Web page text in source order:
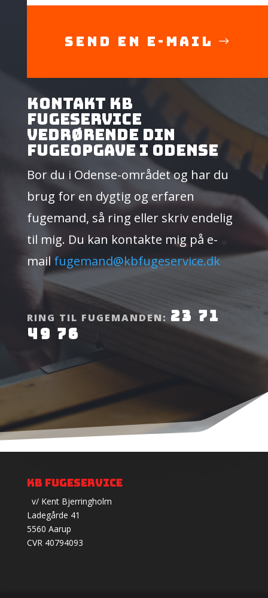
Send en E-mail
Kontakt KB
Fugeservice
vedrørende din
fugeopgave i Odense
Bor du i Odense-området og har du
brug for en dygtig og erfaren
fugemand, så ring eller skriv endelig
til mig. Du kan kontakte mig på e-
mailfugemand@kbfugeservice.dk
RING TIL FUGEMANDEN: 23 71
49 76
KB Fugeservice
v/ Kent Bjerringholm
Ladegårde 41
5560 Aarup
CVR 40794093